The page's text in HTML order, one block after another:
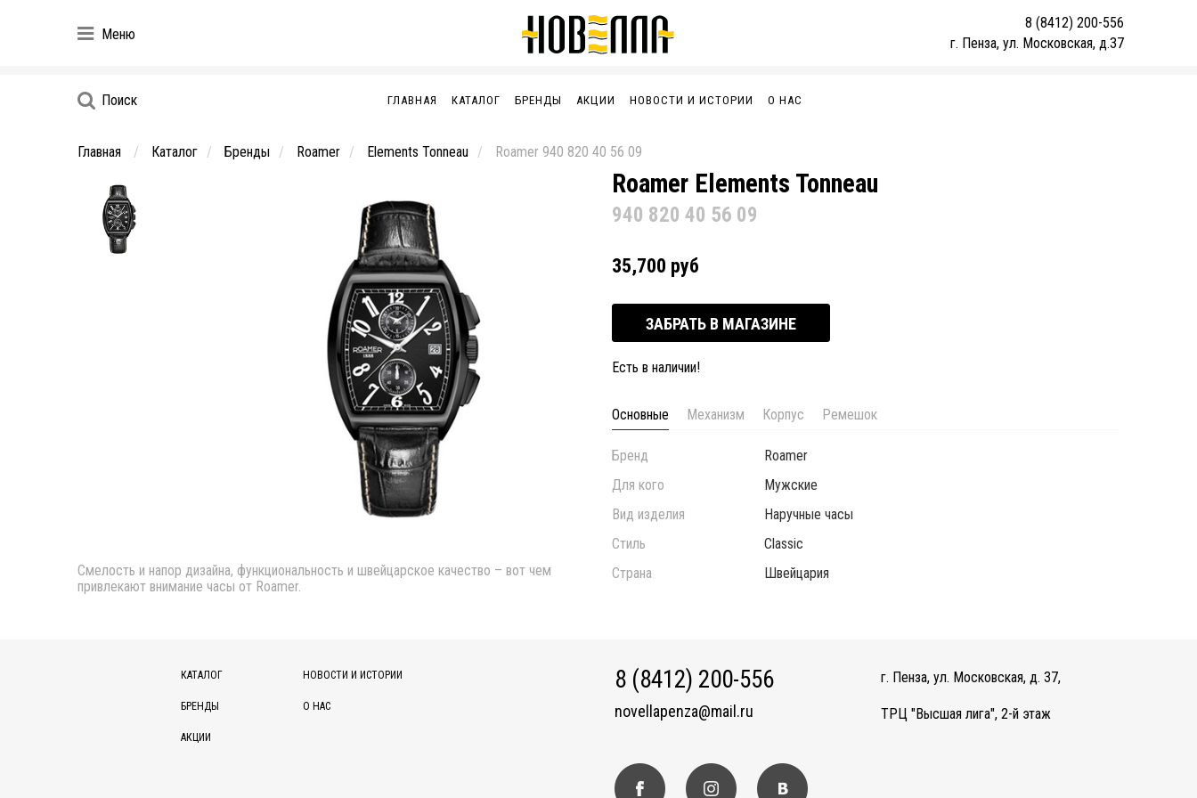
Меню
8 (8412) 200-556
г. Пенза, ул. Московская, д.37
Поиск ГЛАВНАЯ КАТАЛОГ БРЕНДЫ АКЦИИ НОВОСТИ И ИСТОРИИ О НАС
Главная Каталог Бренды Roamer Elements Tonneau Roamer 940 820 40 56 09
Смелость и напор дизайна, функциональность и швейцарское качество – вот чем
привлекают внимание часы от Roamer.
Roamer Elements Tonneau
940 820 40 56 09
35,700 руб
ЗАБРАТЬ В МАГАЗИНЕ
Есть в наличии!
Основные Механизм Корпус Ремешок
Бренд
Roamer
Для кого
Мужские
Вид изделия
Наручные часы
Стиль
Classic
Страна
Швейцария
КАТАЛОГ
БРЕНДЫ
АКЦИИ
НОВОСТИ И ИСТОРИИ
О НАС
8 (8412) 200-556
novellapenza@mail.ru
г. Пенза, ул. Московская, д. 37,
ТРЦ "Высшая лига", 2-й этаж